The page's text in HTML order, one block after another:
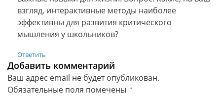
взгляд, интерактивные методы наиболее
эффективны для развития критического
мышления у школьников?
Ответить
Добавить комментарий
Ваш адрес email не будет опубликован.
Обязательные поля помечены *